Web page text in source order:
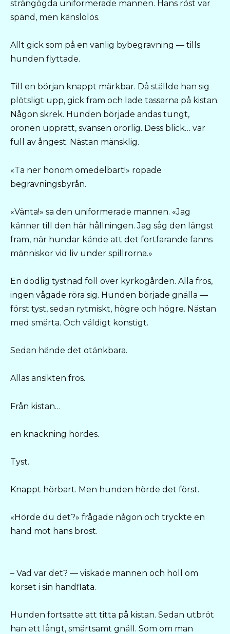
strängögda uniformerade mannen. Hans röst var
spänd, men känslolös.
Allt gick som på en vanlig bybegravning — tills
hunden flyttade.
Till en början knappt märkbar. Då ställde han sig
plötsligt upp, gick fram och lade tassarna på kistan.
Någon skrek. Hunden började andas tungt,
öronen upprätt, svansen orörlig. Dess blick… var
full av ångest. Nästan mänsklig.
«Ta ner honom omedelbart!» ropade
begravningsbyrån.
«Vänta!» sa den uniformerade mannen. «Jag
känner till den här hållningen. Jag såg den längst
fram, när hundar kände att det fortfarande fanns
människor vid liv under spillrorna.»
En dödlig tystnad föll över kyrkogården. Alla frös,
ingen vågade röra sig. Hunden började gnälla —
först tyst, sedan rytmiskt, högre och högre. Nästan
med smärta. Och väldigt konstigt.
Sedan hände det otänkbara.
Allas ansikten frös.
Från kistan…
en knackning hördes.
Tyst.
Knappt hörbart. Men hunden hörde det först.
«Hörde du det?» frågade någon och tryckte en
hand mot hans bröst.
– Vad var det? — viskade mannen och höll om
korset i sin handflata.
Hunden fortsatte att titta på kistan. Sedan utbröt
han ett långt, smärtsamt gnäll. Som om man